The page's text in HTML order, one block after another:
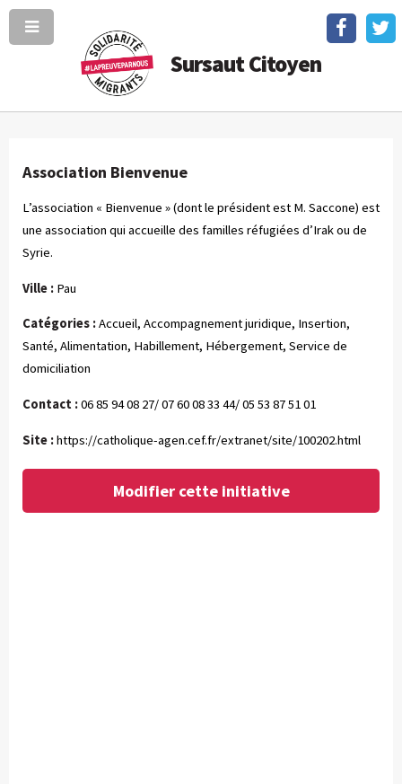
Sursaut Citoyen
Association Bienvenue
L’association « Bienvenue » (dont le président est M. Saccone) est
une association qui accueille des familles réfugiées d’Irak ou de
Syrie.
Ville : Pau
Catégories :Accueil, Accompagnement juridique, Insertion,
Santé, Alimentation, Habillement, Hébergement, Service de
domiciliation
Contact :06 85 94 08 27/ 07 60 08 33 44/ 05 53 87 51 01
Site :https://catholique-agen.cef.fr/extranet/site/100202.html
Modifier cette initiative